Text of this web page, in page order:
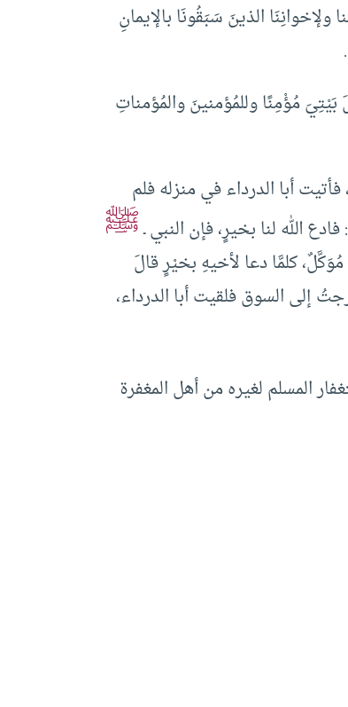
الذينَ سَبَقُونَا بالإيمانِ
مُؤْمِنًا وللمُؤمنينَ والمُؤمناتِ
أبا الدرداء في منزله فلم
الله لنا بخيرٍ، فإن النبي ـﷺ
كلمَّا دعا لأخيهِ بخيْرٍ قالَ
إلى السوق فلقيت أبا الدرداء،
المسلم لغيره من أهل المغفرة